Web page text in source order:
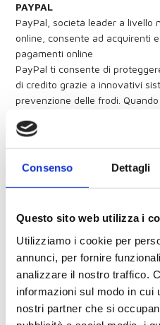
Consenso Dettagli
Questo sito web utilizza i
Utilizziamo i cookie per
annunci, per fornire
analizzare il nostro traffico.
informazioni sul modo in cui
nostri partner che si
PAYPAL
PayPal, società leader a livello
online, consente ad acquirenti
pagamenti online
PayPal ti consente di
di credito grazie a innovativi
prevenzione delle frodi.
commerciante
PayPal è accettato da milioni
il metodo di pagamento
48020 SANT'AGATA SUL
IBAN:
presso B.P.E.R. filiale di Lugo
NB. La spedizione avverrà
l'accredito in banca, verifica
IMPORTANTE: Copie di
NON consentono in nessun